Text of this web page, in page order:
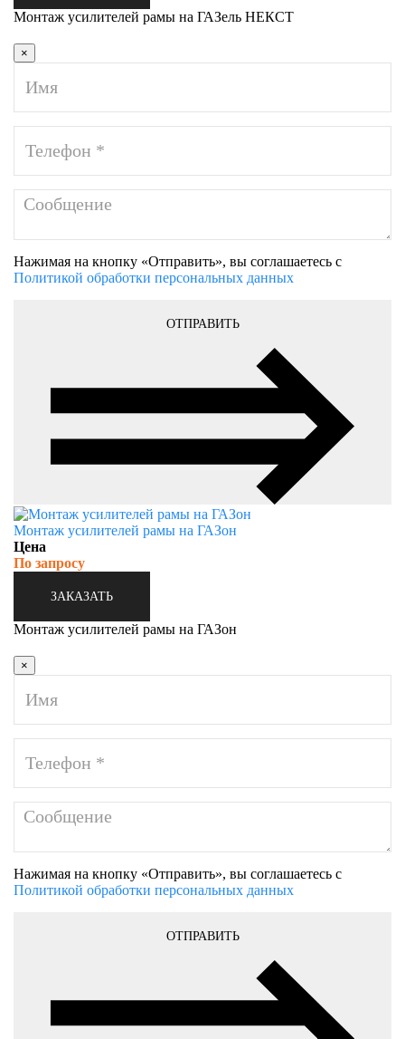
Монтаж усилителей рамы на ГАЗель НЕКСТ
×
Нажимая на кнопку «Отправить», вы соглашаетесь с
Политикой обработки персональных данных
ОТПРАВИТЬ
Монтаж усилителей рамы на ГАЗон
Цена
По запросу
ЗАКАЗАТЬ
Монтаж усилителей рамы на ГАЗон
×
Нажимая на кнопку «Отправить», вы соглашаетесь с
Политикой обработки персональных данных
ОТПРАВИТЬ